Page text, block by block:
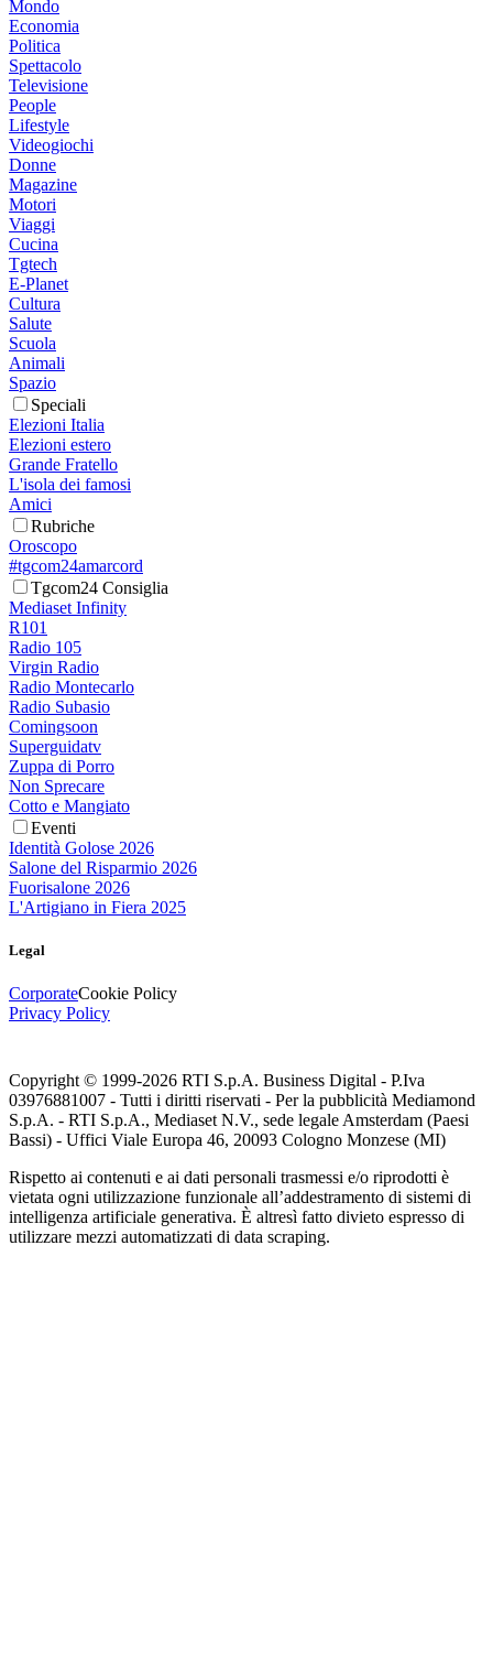
Mondo
Economia
Politica
Spettacolo
Televisione
People
Lifestyle
Videogiochi
Donne
Magazine
Motori
Viaggi
Cucina
Tgtech
E-Planet
Cultura
Salute
Scuola
Animali
Spazio
Speciali
Elezioni Italia
Elezioni estero
Grande Fratello
L'isola dei famosi
Amici
Rubriche
Oroscopo
#tgcom24amarcord
Tgcom24 Consiglia
Mediaset Infinity
R101
Radio 105
Virgin Radio
Radio Montecarlo
Radio Subasio
Comingsoon
Superguidatv
Zuppa di Porro
Non Sprecare
Cotto e Mangiato
Eventi
Identità Golose 2026
Salone del Risparmio 2026
Fuorisalone 2026
L'Artigiano in Fiera 2025
Legal
CorporateCookie Policy
Privacy Policy
Copyright © 1999-2026 RTI S.p.A. Business Digital - P.Iva
03976881007 - Tutti i diritti riservati - Per la pubblicità Mediamond
S.p.A. - RTI S.p.A., Mediaset N.V., sede legale Amsterdam (Paesi
Bassi) - Uffici Viale Europa 46, 20093 Cologno Monzese (MI)
Rispetto ai contenuti e ai dati personali trasmessi e/o riprodotti è
vietata ogni utilizzazione funzionale all’addestramento di sistemi di
intelligenza artificiale generativa. È altresì fatto divieto espresso di
utilizzare mezzi automatizzati di data scraping.